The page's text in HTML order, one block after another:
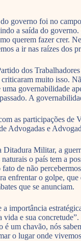
governo foi no
a saída do
querem fazer crer.
a ir nas raízes dos
dos
muito isso.
governabilidade
A
as participações
Advogadas e
Militar, a
o país tem a
de não
enfrentar o golpe,
que se anunciam.
importância
e sua
um chavão, nós
o lugar onde